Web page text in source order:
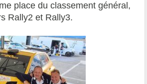
place du classement général,
Rally2 et Rally3.